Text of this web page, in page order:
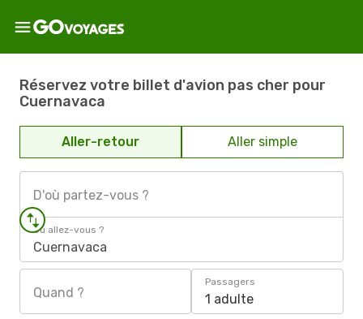
Réservez votre billet d'avion pas cher pour
Cuernavaca
Aller-retour Aller simple
D'où partez-vous ?
Où allez-vous ?
Cuernavaca
Quand ?
Passagers
1 adulte